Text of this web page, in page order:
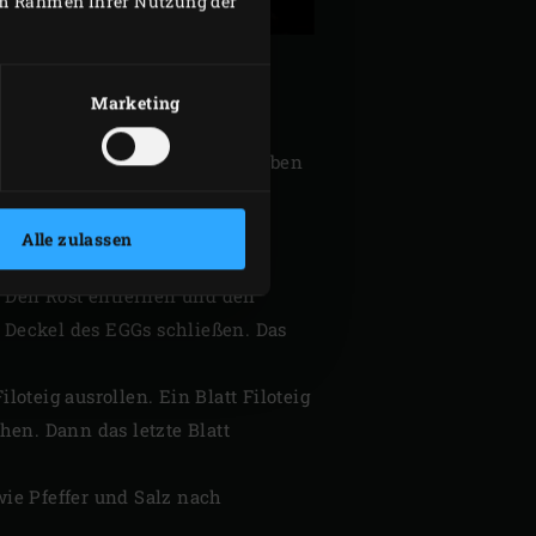
Marketing
Alle zulassen
Knoblauch und Spinat zugeben
Spinat dann auf ein
Rost entfernen und den
des EGGs schließen. Das
ausrollen. Ein Blatt Filoteig
Dann das letzte Blatt
Pfeffer und Salz nach